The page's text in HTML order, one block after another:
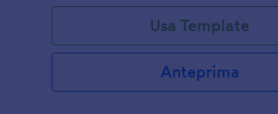
Usa Template
Anteprima